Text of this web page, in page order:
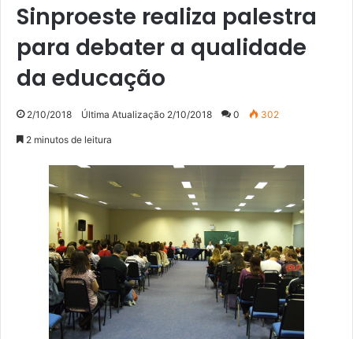
Sinproeste realiza palestra
para debater a qualidade
da educação
2/10/2018 Última Atualização 2/10/2018 0 302
2 minutos de leitura